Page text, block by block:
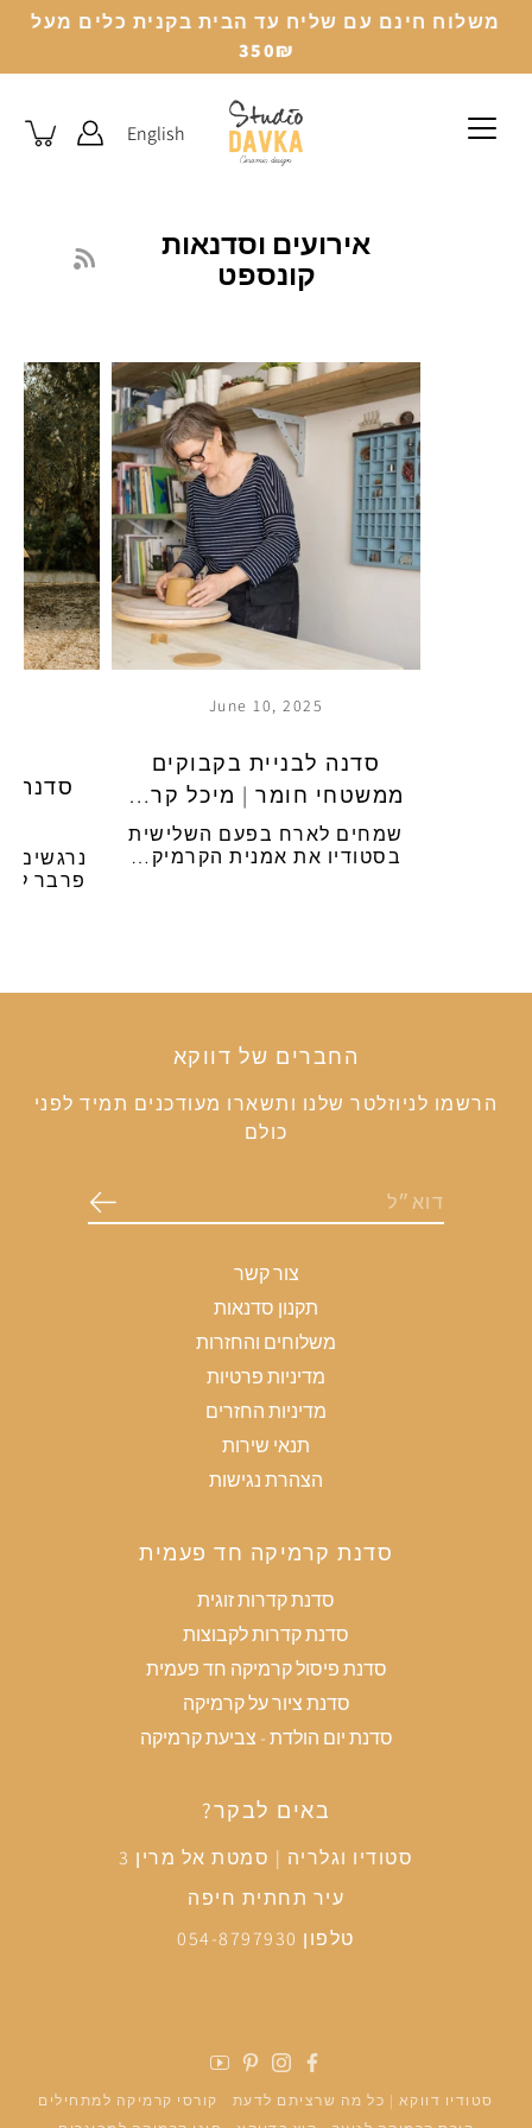
משלוח חינם עם שליח עד הבית בקנית כלים מעל
350₪
English
אירועים וסדנאות
קונספט
June 10, 2025
סדנה לבניית בקבוקים
ממשטחי חומר | מיכל קר…
שמחים לארח בפעם השלישית
בסטודיו את אמנית הקרמיק…
סדנת
נרגשים
פרבר
החברים של דווקא
הרשמו לניוזלטר שלנו ותשארו מעודכנים תמיד לפני
כולם
צור קשר
תקנון סדנאות
משלוחים והחזרות
מדיניות פרטיות
מדיניות החזרים
תנאי שירות
הצהרת נגישות
סדנת קרמיקה חד פעמית
סדנת קדרות זוגית
סדנת קדרות לקבוצות
סדנת פיסול קרמיקה חד פעמית
סדנת ציור על קרמיקה
סדנת יום הולדת - צביעת קרמיקה
באים לבקר?
סטודיו וגלריה | סמטת אל מרין 3
עיר תחתית חיפה
טלפון 054-8797930
סטודיו דווקא | כל מה שרציתם לדעת
קורסי קרמיקה למתחילים